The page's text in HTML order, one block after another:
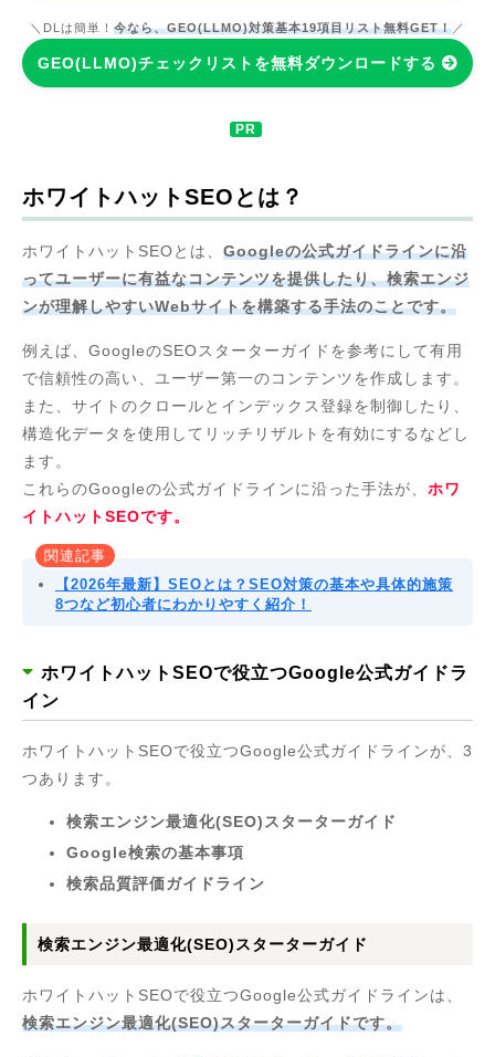
＼DLは簡単！ 今なら、GEO(LLMO)対策基本19項目リスト無料GET！ ／
GEO(LLMO)チェックリストを無料ダウンロードする
ホワイトハットSEOとは？
ホワイトハットSEOとは、 Googleの公式ガイドラインに沿
ってユーザーに有益なコンテンツを提供したり、検索エンジ
ンが理解しやすいWebサイトを構築する手法のことです。
例えば、GoogleのSEOスターターガイドを参考にして有用
で信頼性の高い、ユーザー第一のコンテンツを作成します。
また、サイトのクロールとインデックス登録を制御したり、
構造化データを使用してリッチリザルトを有効にするなどし
ます。
これらのGoogleの公式ガイドラインに沿った手法が、 ホワ
イトハットSEOです。
関連記事
【2026年最新】SEOとは？SEO対策の基本や具体的施策
8つなど初心者にわかりやすく紹介！
ホワイトハットSEOで役立つGoogle公式ガイドラ
イン
ホワイトハットSEOで役立つGoogle公式ガイドラインが、3
つあります。
検索エンジン最適化(SEO)スターターガイド
Google検索の基本事項
検索品質評価ガイドライン
検索エンジン最適化(SEO)スターターガイド
ホワイトハットSEOで役立つGoogle公式ガイドラインは、
検索エンジン最適化(SEO)スターターガイドです。